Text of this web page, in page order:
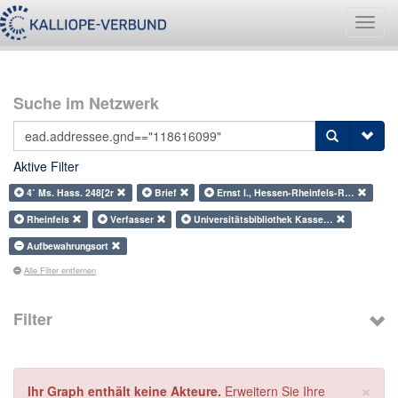
Suche im Netzwerk
Aktive Filter
4˚ Ms. Hass. 248[2r Brief
Ernst I., Hessen-Rheinfels-R…
Rheinfels
Verfasser
Universitätsbibliothek Kasse…
Aufbewahrungsort
Alle Filter entfernen
Filter
×
Ihr Graph enthält keine Akteure. Erweitern Sie Ihre